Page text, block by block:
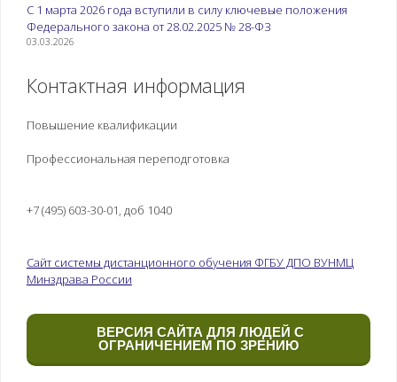
С 1 марта 2026 года вступили в силу ключевые положения
Федерального закона от 28.02.2025 № 28-ФЗ
03.03.2026
Контактная информация
Повышение квалификации
Профессиональная переподготовка
+7 (495) 603-30-01, доб 1040
Сайт системы дистанционного обучения ФГБУ ДПО ВУНМЦ
Минздрава России
ВЕРСИЯ САЙТА ДЛЯ ЛЮДЕЙ С
ОГРАНИЧЕНИЕМ ПО ЗРЕНИЮ